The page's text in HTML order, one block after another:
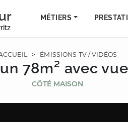
MÉTIERS
> ÉMISSIONS TV / VIDÉOS
78m² avec
CÔTÉ MAISON